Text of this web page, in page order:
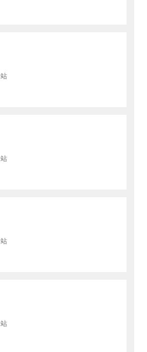
站
站
站
站